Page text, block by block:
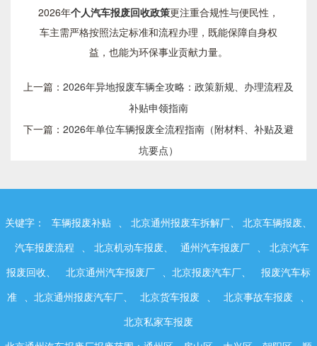
2026年个人汽车报废回收政策更注重合规性与便民性，
车主需严格按照法定标准和流程办理，既能保障自身权
益，也能为环保事业贡献力量。
上一篇： 2026年异地报废车辆全攻略：政策新规、办理流程及
补贴申领指南
下一篇： 2026年单位车辆报废全流程指南（附材料、补贴及避
坑要点）
关键字： 车辆报废补贴
、 北京通州报废车拆解厂、 北京车辆报废、
汽车报废流程
、 北京机动车报废、 通州汽车报废厂
、 北京汽车
报废回收、
北京通州汽车报废厂 、北京报废汽车厂、
报废汽车标
准
、北京通州报废汽车厂、 北京货车报废 北京事故车报废
北京私家车报废